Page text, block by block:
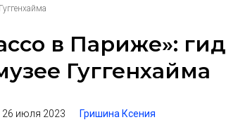
в Париже»: гид
Гуггенхайма
26 июля 2023 Гришина Ксения